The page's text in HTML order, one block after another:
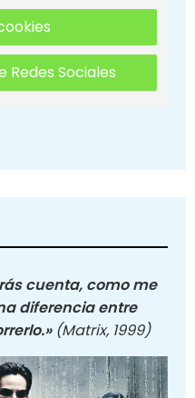
Sociales
cuenta, como me
diferencia entre
(Matrix, 1999)